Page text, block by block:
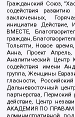
Гражданский Союз,
содействия
заключенных,
инициатив Действие,
ВМЕСТЕ,
граждан,
Тольятти, Новое
Анна, Проект
Аналитический Центр
содействия имени
группа, Женщины
гласности,
Дальневосточный
партнерства,
действие, Центр
АКАДЕМИЯ ПО ПРАВАМ